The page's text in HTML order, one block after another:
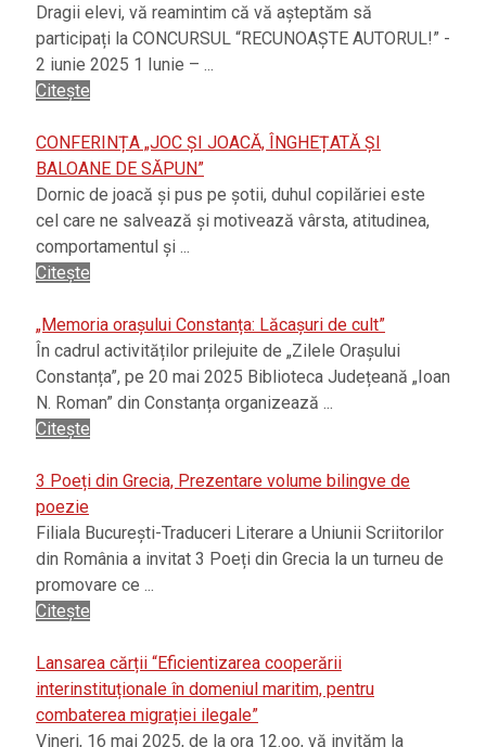
Dragii elevi, vă reamintim că vă așteptăm să
participați la CONCURSUL “RECUNOAȘTE AUTORUL!” -
2 iunie 2025 1 Iunie – ...
Citește
CONFERINȚA „JOC ȘI JOACĂ, ÎNGHEȚATĂ ȘI
BALOANE DE SĂPUN”
Dornic de joacă și pus pe șotii, duhul copilăriei este
cel care ne salvează și motivează vârsta, atitudinea,
comportamentul și ...
Citește
„Memoria orașului Constanța: Lăcașuri de cult”
În cadrul activităților prilejuite de „Zilele Orașului
Constanța”, pe 20 mai 2025 Biblioteca Județeană „Ioan
N. Roman” din Constanța organizează ...
Citește
3 Poeți din Grecia, Prezentare volume bilingve de
poezie
Filiala București-Traduceri Literare a Uniunii Scriitorilor
din România a invitat 3 Poeți din Grecia la un turneu de
promovare ce ...
Citește
Lansarea cărții “Eficientizarea cooperării
interinstituționale în domeniul maritim, pentru
combaterea migrației ilegale”
Vineri, 16 mai 2025, de la ora 12.oo, vă invităm la